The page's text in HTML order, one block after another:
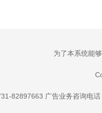
为了本系统能
82897663 广告业务咨询电